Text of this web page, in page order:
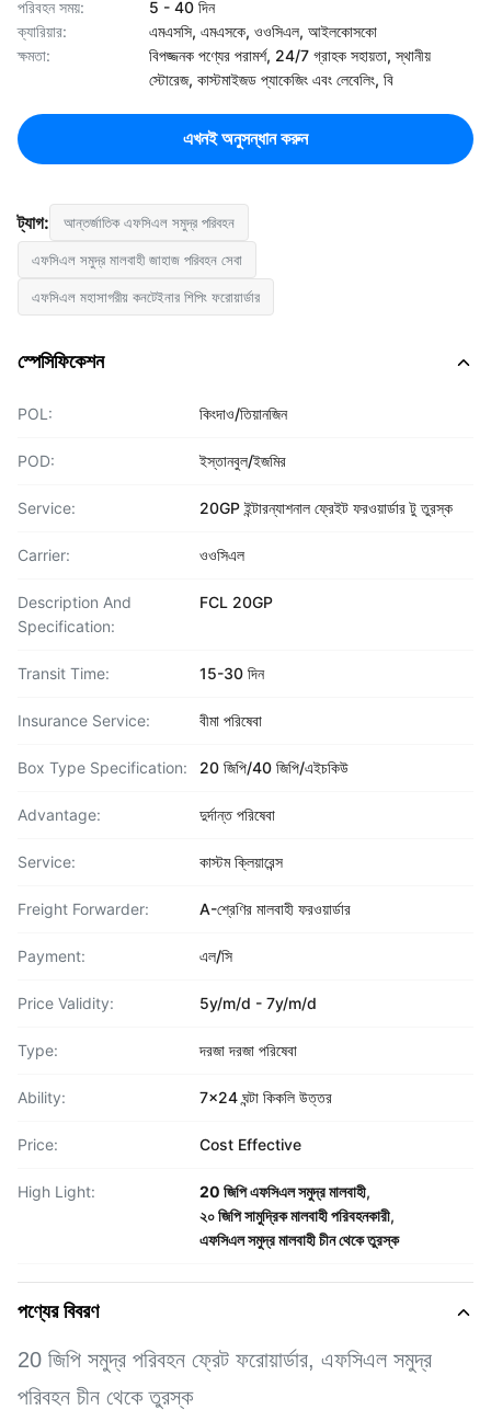
পরিবহন সময়:
5 - 40 দিন
ক্যারিয়ার:
এমএসসি, এমএসকে, ওওসিএল, আইলকোসকো
ক্ষমতা:
বিপজ্জনক পণ্যের পরামর্শ, 24/7 গ্রাহক সহায়তা, স্থানীয়
স্টোরেজ, কাস্টমাইজড প্যাকেজিং এবং লেবেলিং, বি
এখনই অনুসন্ধান করুন
ট্যাগ: আন্তর্জাতিক এফসিএল সমুদ্র পরিবহন
এফসিএল সমুদ্র মালবাহী জাহাজ পরিবহন সেবা
এফসিএল মহাসাগরীয় কনটেইনার শিপিং ফরোয়ার্ডার
স্পেসিফিকেশন
POL: কিংদাও/তিয়ানজিন
POD: ইস্তানবুল/ইজমির
Service: 20GP ইন্টারন্যাশনাল ফ্রেইট ফরওয়ার্ডার টু তুরস্ক
Carrier: ওওসিএল
Description And
Specification:
FCL 20GP
Transit Time: 15-30 দিন
Insurance Service: বীমা পরিষেবা
Box Type Specification: 20 জিপি/40 জিপি/এইচকিউ
Advantage: দুর্দান্ত পরিষেবা
Service: কাস্টম ক্লিয়ারেন্স
Freight Forwarder: A-শ্রেণির মালবাহী ফরওয়ার্ডার
Payment: এল/সি
Price Validity: 5y/m/d - 7y/m/d
Type: দরজা দরজা পরিষেবা
Ability: 7x24 ঘন্টা কিকলি উত্তর
Price: Cost Effective
High Light: 20 জিপি এফসিএল সমুদ্র মালবাহী,
২০ জিপি সামুদ্রিক মালবাহী পরিবহনকারী,
এফসিএল সমুদ্র মালবাহী চীন থেকে তুরস্ক
পণ্যের বিবরণ
20 জিপি সমুদ্র পরিবহন ফ্রেট ফরোয়ার্ডার, এফসিএল সমুদ্র
পরিবহন চীন থেকে তুরস্ক